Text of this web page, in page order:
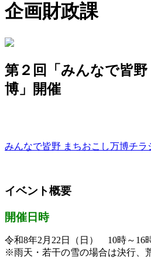
企画財政課
第２回「みんなで皆
博」開催
みんなで皆野 まちおこし万博チラ
イベント概要
開催日時
令和8年2月22日（日） 10時～16
※雨天・若干の雪の場合は決行、